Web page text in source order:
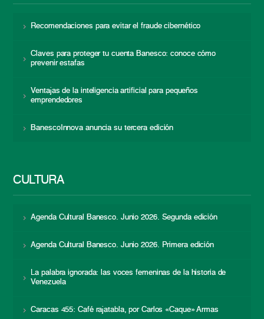
Recomendaciones para evitar el fraude cibernético
Claves para proteger tu cuenta Banesco: conoce cómo
prevenir estafas
Ventajas de la inteligencia artificial para pequeños
emprendedores
BanescoInnova anuncia su tercera edición
CULTURA
Agenda Cultural Banesco. Junio 2026. Segunda edición
Agenda Cultural Banesco. Junio 2026. Primera edición
La palabra ignorada: las voces femeninas de la historia de
Venezuela
Caracas 455: Café rajatabla, por Carlos «Caque» Armas